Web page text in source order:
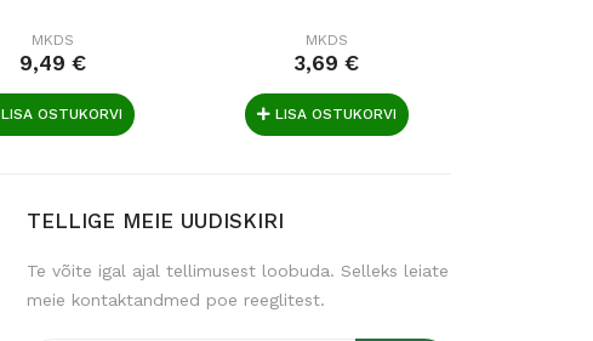
MKDS
9,49 €
LISA OSTUKORVI
MKDS
3,69 €
LISA OSTUKORVI
TELLIGE MEIE UUDISKIRI
Te võite igal ajal tellimusest loobuda. Selleks leiate
meie kontaktandmed poe reeglitest.